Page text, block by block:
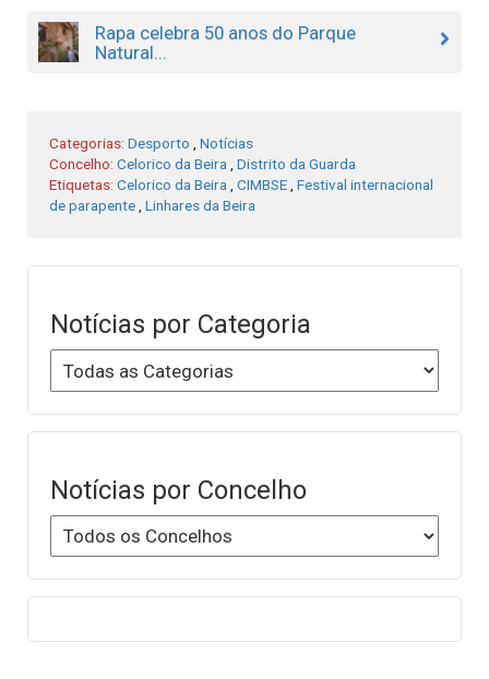
Rapa celebra 50 anos do Parque
Natural...
Categorias: Desporto
Notícias
Concelho: Celorico da Beira
Distrito da Guarda
Etiquetas: Celorico da Beira CIMBSE Festival internacional
de parapente Linhares da Beira
Notícias por Categoria
Notícias por Concelho